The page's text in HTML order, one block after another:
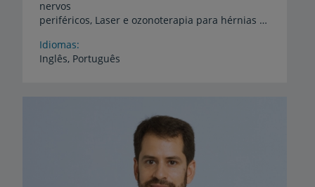
nervos
periféricos, Laser e ozonoterapia para hérnias discais, Radiofrequência, Tratamento das articulações sacro-ilíacas, Malformações da coluna lombo-sagrada, Neuromodulação, Neuro-estimulação, Patologia degenerativa e traumática da coluna vertebral, Neurotrauma, Hidrocefalia, Tumores do sistema nervoso central
Idiomas
Inglês, Português